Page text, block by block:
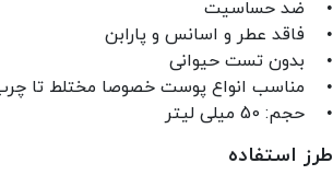
• ضد حساسیت
• فاقد عطر و اسانس و پارابن
• بدون تست حیوانی
• مناسب انواع پوست خصوصا مختلط تا
• حجم: 50 میلی لیتر
طرز استفاده